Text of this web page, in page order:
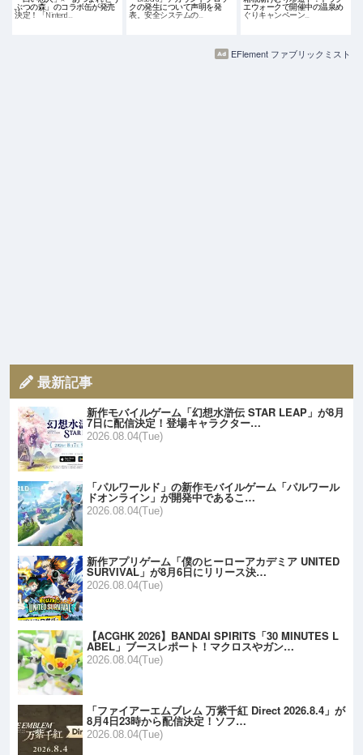
ぶつの森」のコラボ缶が発売
決定！「Nintend…
クの発生について声明を発
表。安全システムの…
エウォークで開催中の温泉め
ぐりキャンペーン…
EFlement ファブリックミスト
最新記事
新作モバイルゲーム「幻想水滸伝 STAR LEAP」が8月
7日に配信決定！登場キャラクター…
2026.08.04(Tue)
「パルワールド」の新作モバイルゲーム「パルワール
ドオンライン」が開発中であるこ…
2026.08.04(Tue)
新作アプリゲーム「僕のヒーローアカデミア UNITED
SURVIVAL」が8月6日にリリース決…
2026.08.04(Tue)
【ACGHK 2026】BANDAI SPIRITS「30 MINUTES L
ABEL」ブースレポート！マクロスやガン…
2026.08.04(Tue)
「ファイアーエムブレム 万紫千紅 Direct 2026.8.4」が
8月4日23時から配信決定！ソフ…
2026.08.04(Tue)